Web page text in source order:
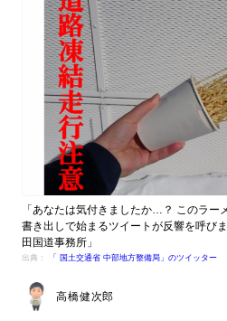
「あなたは気付きましたか…？ このラ
書き出しで始まるツイートが反響を呼び
田国道事務所」
出典： 「 国土交通省 中部地方整備局」のツイッター
高橋健次郎